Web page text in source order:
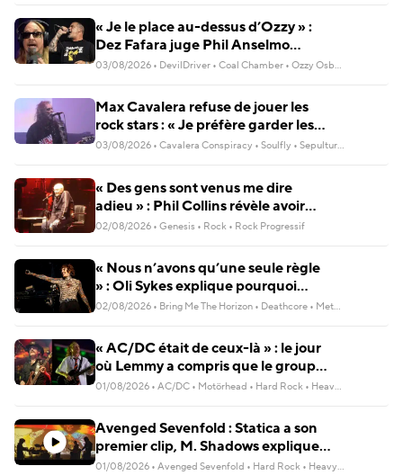
« Je le place au-dessus d’Ozzy » :
Dez Fafara juge Phil Anselmo
supérieur à tous les autres
03/08/2026 • DevilDriver • Coal Chamber • Ozzy Osbourne
Max Cavalera refuse de jouer les
rock stars : « Je préfère garder les
pieds sur terre »
03/08/2026 • Cavalera Conspiracy • Soulfly • Sepultura •
« Des gens sont venus me dire
adieu » : Phil Collins révèle avoir
frôlé la mort en 2024
02/08/2026 • Genesis • Rock • Rock Progressif
« Nous n’avons qu’une seule règle
» : Oli Sykes explique pourquoi
Bring Me The Horizon ne fera
02/08/2026 • Bring Me The Horizon • Deathcore • Metal Alternatif
« AC/DC était de ceux-là » : le jour
où Lemmy a compris que le groupe
entrerait dans la légende
01/08/2026 • AC/DC • Motörhead • Hard Rock • Heavy Metal
Avenged Sevenfold : Statica a son
premier clip, M. Shadows explique
pourquoi le groupe ne veut plus de
01/08/2026 • Avenged Sevenfold • Hard Rock • Heavy Metal